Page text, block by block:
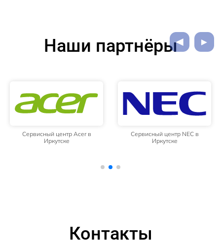
Наши партнёры
Сервисный центр Acer в
Иркутске
Сервисный центр NEC в
Иркутске
Контакты